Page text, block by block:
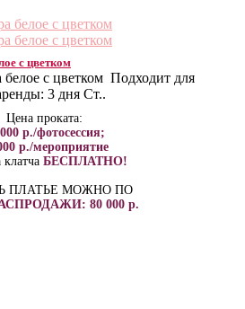
с цветком
белое с цветком Подходит для
3 дня Ст..
Цена проката:
р./фотосессия;
р./мероприятие
БЕСПЛАТНО!
ПЛАТЬЕ МОЖНО ПО
80 000 р.